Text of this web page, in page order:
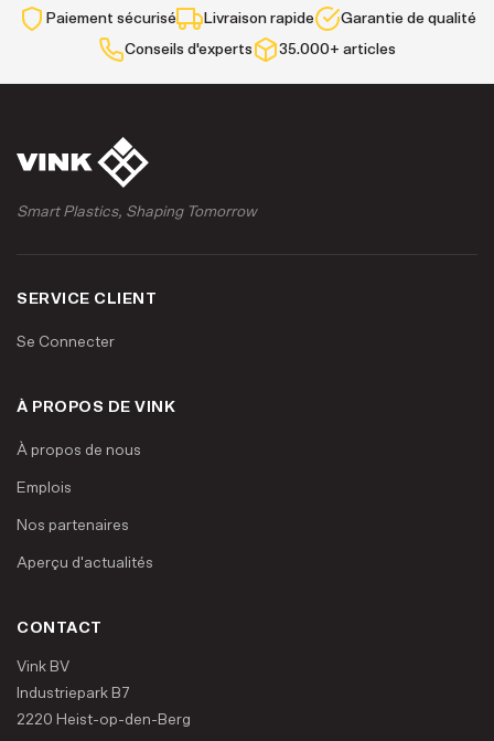
Paiement sécurisé Livraison rapide
Garantie de qualité
Conseils d'experts
35.000+ articles
Smart Plastics, Shaping Tomorrow
SERVICE CLIENT
Se Connecter
À PROPOS DE VINK
À propos de nous
Emplois
Nos partenaires
Aperçu d'actualités
CONTACT
Vink BV
Industriepark B7
2220 Heist-op-den-Berg